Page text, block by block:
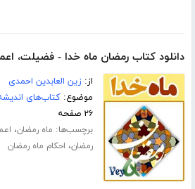
دانلود کتاب رمضان ماه خدا - فضیلت،
از:زین العابدین احمدی
موضوع:کتاب‌های
۲۶ صفحه
برچسب‌ها: ماه رمضان،
رمضان، احکام ماه رمضان